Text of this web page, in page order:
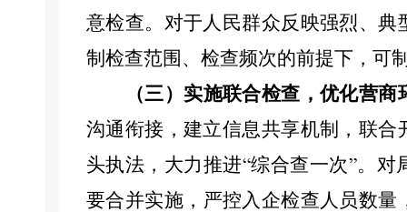
意检查。对于人民群众反映强烈、
制检查范围、检查频次的前提下，可
（三） 实施联合检查，优化营商
沟通衔接，建立信息共享机制，联合
头执法， 大力推进“综合查一次”。对
要合并实施 ， 严控入企检查人员数